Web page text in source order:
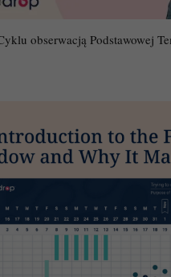
obserwacją Podstawowej